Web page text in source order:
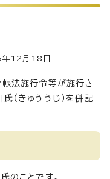
12月18日
法施行令等が施行さ
（きゅううじ）を併記
のことです。